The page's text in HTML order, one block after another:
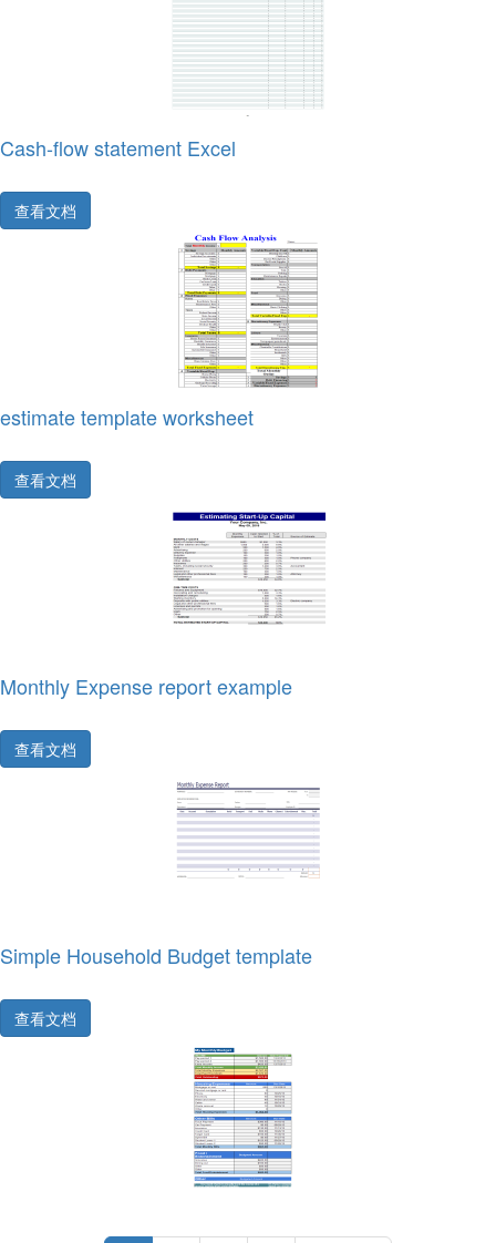
Cash-flow statement Excel
查看文档
estimate template worksheet
查看文档
Monthly Expense report example
查看文档
Simple Household Budget template
查看文档